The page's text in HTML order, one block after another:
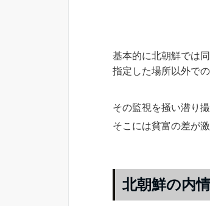
基本的に北朝鮮では
指定した場所以外で
その監視を掻い潜り
そこには貧富の差が
北朝鮮の内